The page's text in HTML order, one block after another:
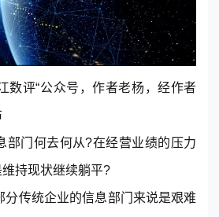
数评“公众号，作者老杨，经作者
部门何去何从?在经营业绩的压力
持现状继续躺平?
分传统企业的信息部门来说是艰难